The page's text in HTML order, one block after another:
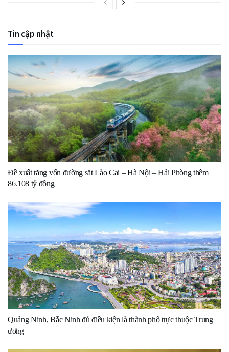
Tin cập nhật
Đề xuất tăng vốn đường sắt Lào Cai – Hà Nội – Hải Phòng thêm
86.108 tỷ đồng
Quảng Ninh, Bắc Ninh đủ điều kiện là thành phố trực thuộc Trung
ương